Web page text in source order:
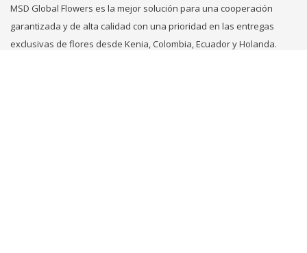
MSD Global Flowers es la mejor solución para una cooperación
garantizada y de alta calidad con una prioridad en las entregas
exclusivas de flores desde Kenia, Colombia, Ecuador y Holanda.